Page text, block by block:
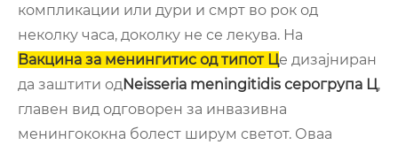
компликации или дури и смрт во рок од
неколку часа, доколку не се лекува. На
Вакцина за менингитис од типот Це дизајниран
да заштити одNeisseria meningitidis серогрупа Ц,
главен вид одговорен за инвазивна
менингококна болест ширум светот. Оваа